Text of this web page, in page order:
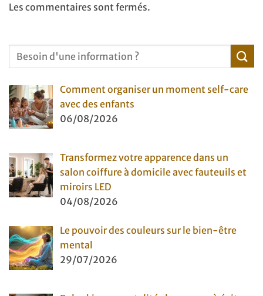
Les commentaires sont fermés.
Comment organiser un moment self-care
avec des enfants
06/08/2026
Transformez votre apparence dans un
salon coiffure à domicile avec fauteuils et
miroirs LED
04/08/2026
Le pouvoir des couleurs sur le bien-être
mental
29/07/2026